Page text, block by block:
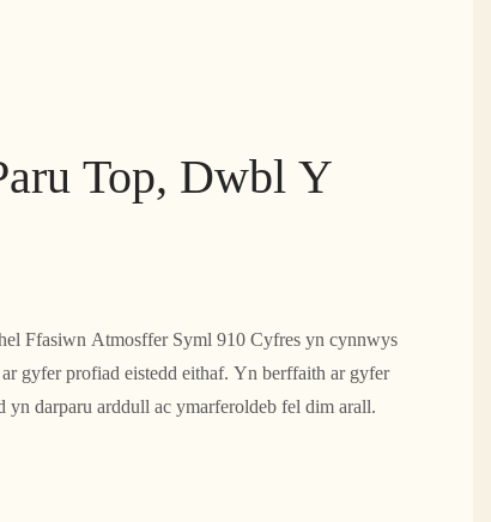
Top, Dwbl Y
Ffasiwn Atmosffer Syml 910 Cyfres yn cynnwys
gyfer profiad eistedd eithaf. Yn berffaith ar gyfer
yn darparu arddull ac ymarferoldeb fel dim arall.